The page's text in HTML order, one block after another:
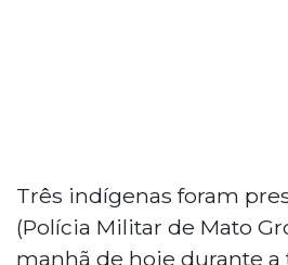
Três indígenas foram
(Polícia Militar de Mato
manhã de hoje durante a